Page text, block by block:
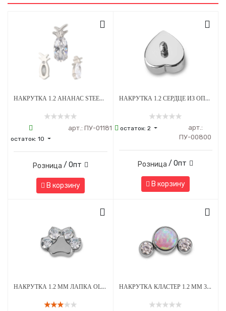
НАКРУТКА 1.2 АНАНАС STEEL CRYSTAL ТИТАН
остаток: 10
арт.: ПУ-01181
Розница / Опт
В корзину
НАКРУТКА 1.2 СЕРДЦЕ ИЗ ОПАЛА OP-08 ТИТАН
остаток: 2
арт.:
ПУ-00800
Розница / Опт
В корзину
НАКРУТКА 1.2 ММ ЛАПКА OLIVE CRYSTAL ТИТАН НАКРУТКА КЛАСТЕР 1.2 ММ 3К SWAROVSKI CLEAR ОПАЛ OP-08 ТИТАН